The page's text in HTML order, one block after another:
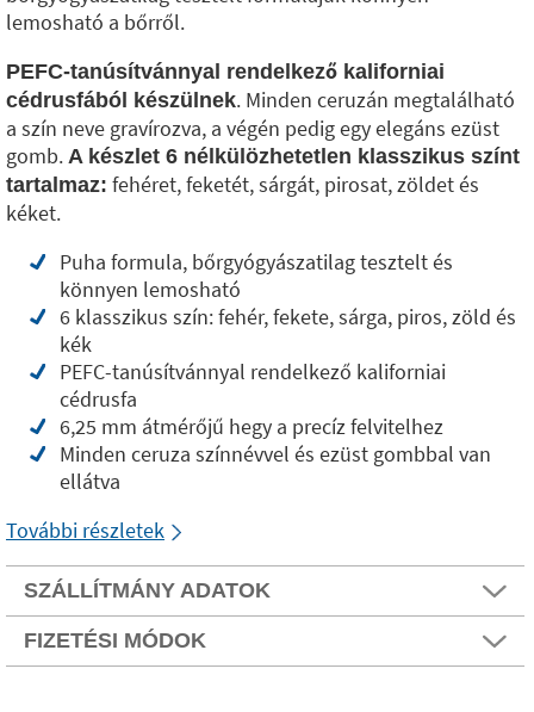
lemosható a bőrről.
PEFC-tanúsítvánnyal rendelkező kaliforniai
cédrusfából készülnek. Minden ceruzán megtalálható
a szín neve gravírozva, a végén pedig egy elegáns ezüst
gomb. A készlet 6 nélkülözhetetlen klasszikus színt
tartalmaz: fehéret, feketét, sárgát, pirosat, zöldet és
kéket.
Puha formula, bőrgyógyászatilag tesztelt és
könnyen lemosható
6 klasszikus szín: fehér, fekete, sárga, piros, zöld és
kék
PEFC-tanúsítvánnyal rendelkező kaliforniai
cédrusfa
6,25 mm átmérőjű hegy a precíz felvitelhez
Minden ceruza színnévvel és ezüst gombbal van
ellátva
További részletek
SZÁLLÍTMÁNY ADATOK
FIZETÉSI MÓDOK